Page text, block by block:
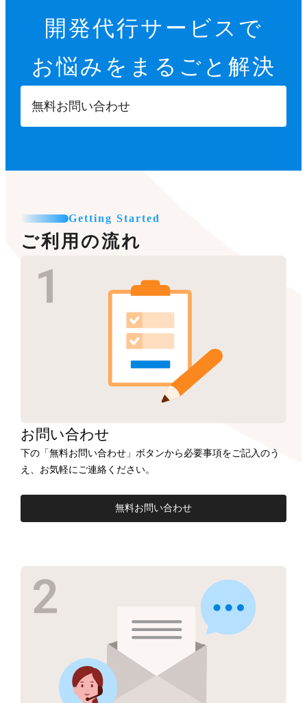
開発代行サービスで
お悩みをまるごと解決
無料お問い合わせ
Getting Started
ご利用の流れ
お問い合わせ
下の「無料お問い合わせ」ボタンから必要事項をご記入のう
え、お気軽にご連絡ください。
無料お問い合わせ